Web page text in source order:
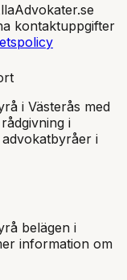
kontaktuppgifter
i Västerås med
i
i
belägen i
information om